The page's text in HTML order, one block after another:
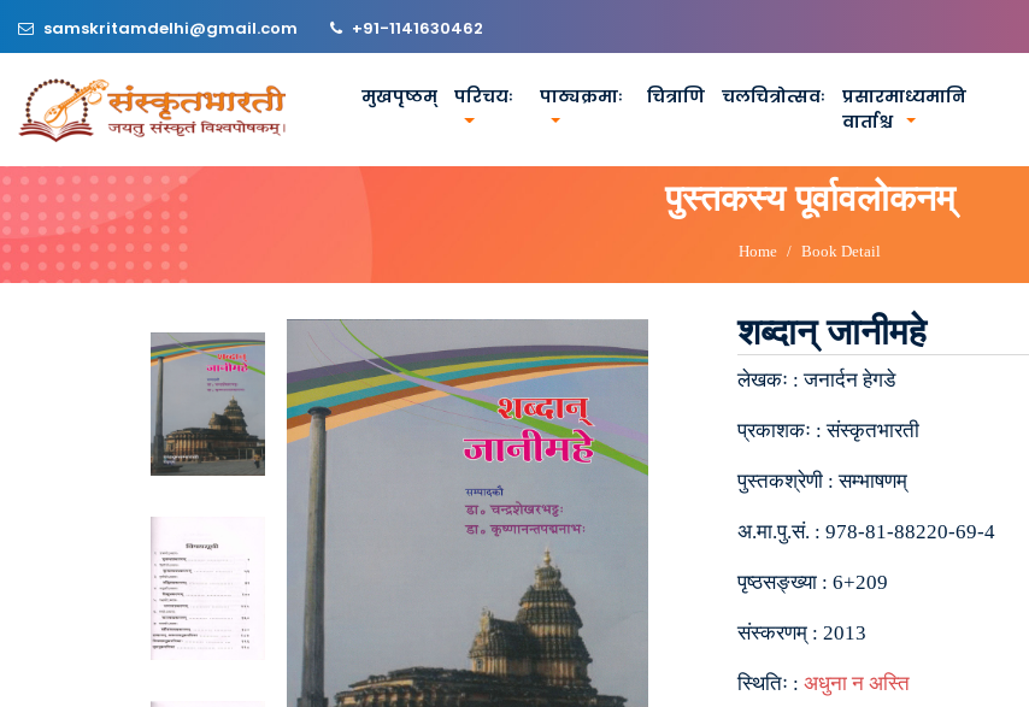
samskritamdelhi@gmail.com +91-1141630462
मुखपृष्ठम् परिचयः पाठ्यक्रमाः चित्राणि चलचित्रोत्सवः
प्रसारमाध्यमानि
वार्ताश्च
पुस्तकस्य पूर्वावलोकनम्
Home Book Detail
शब्दान् जानीमहे
लेखकः :जनार्दन हेगडे
प्रकाशकः :संस्कृतभारती
पुस्तकश्रेणी :सम्भाषणम्
अ.मा.पु.सं. : 978-81-88220-69-4
पृष्ठसङ्ख्या : 6+209
संस्करणम् : 2013
स्थितिः : अधुना न अस्ति